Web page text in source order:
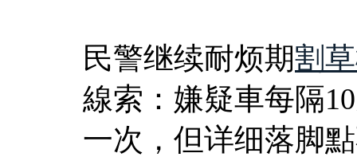
民警继续耐烦期割
線索：嫌疑車每隔
一次，但详细落脚